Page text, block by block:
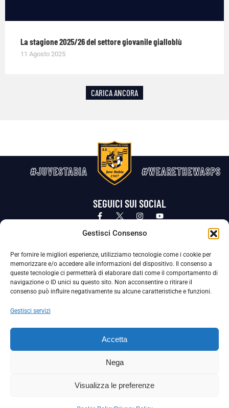
Gestisci Consenso
Per fornire le migliori esperienze, utilizziamo tecnologie come i cookie per
memorizzare e/o accedere alle informazioni del dispositivo. Il consenso a
queste tecnologie ci permetterà di elaborare dati come il comportamento di
navigazione o ID unici su questo sito. Non acconsentire o ritirare il
consenso può influire negativamente su alcune caratteristiche e funzioni.
Gestisci servizi
Accetta
Nega
Visualizza le preferenze
La stagione 2025/26 del settore giovanile gialloblù
11 Agosto 2025
CARICA ANCORA
#JUVESTABIA #WEARETHEWASPS
SEGUICI SUI SOCIAL
Privacy Policy Cookie Policy
La Società ha nominato il Responsabile della Protezione dei Dati Personali (DPO), figura specializzata che vigila sulle modalità
adottate dalla nostra Società per tutelare i Suoi dati personali.
Per contattare il DPO può scrivere a
La Società ha inoltre adottato un proprio Codice Etico, consultabile al seguente link:
Scarica il Codice Etico